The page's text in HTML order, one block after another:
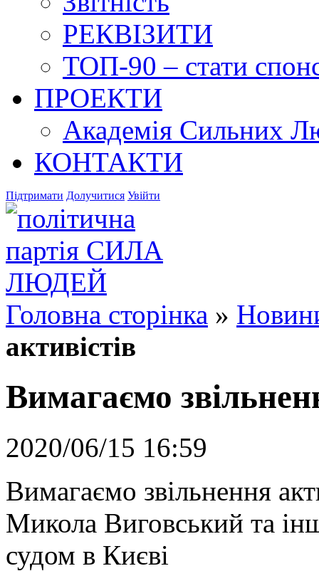
РЕКВІЗИТИ
ТОП-90 – стати
ПРОЕКТИ
Академія Сильних
КОНТАКТИ
Підтримати Долучитися Увійти
Головна сторінка »
активістів
Вимагаємо
2020/06/15 16:59
Вимагаємо звільнення
Микола Виговський та
судом в Києві